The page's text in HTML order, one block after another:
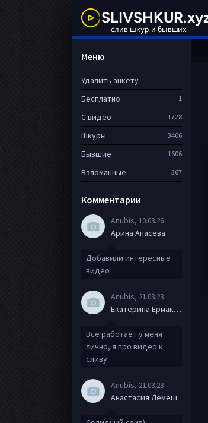
Меню
Удалить анкету
Бесплатно
1
С видео 1728
Шкуры 3406
Бывшие 1606
Взломанные 367
Комментарии
Anubis, 10.03.26
Арина Апасева
Добавили интересные
видео
Anubis, 21.03.23
Екатерина Ермакова
Все работает у меня
лично, я про видео к
сливу.
Anubis, 21.03.23
Анастасия Лемеш